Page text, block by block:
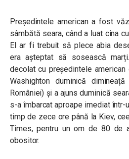
Președintele american a fost
sâmbătă seara, când a luat cina
El ar fi trebuit să plece abia
era așteptat să sosească
decolat cu președintele
Washighton duminică
României) și a ajuns duminică
s-a îmbarcat aproape imediat într-
timp de zece ore până la Kiev,
Times, pentru un om de 80 de
obositor.